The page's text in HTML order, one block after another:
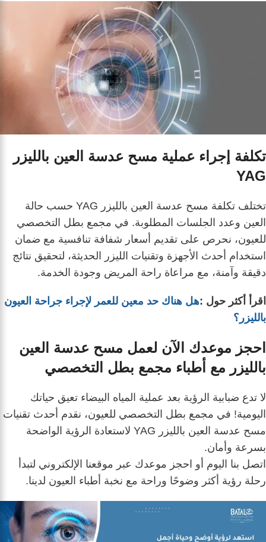
تكلفة إجراء عملية مسح عدسة العين بالليزر
YAG
تختلف تكلفة مسح عدسة العين بالليزر YAG حسب حالة
العين وعدد الجلسات المطلوبة. في مجمع بطل التخصصي
للعيون، نحرص على تقديم أسعار شفافة تنافسية مع ضمان
استخدام أحدث الأجهزة وتقنيات الليزر الحديثة، لتحقيق نتائج
دقيقة وآمنة، مع مراعاة راحة المريض وجودة الخدمة.
اقرأ أكثر حول :هل هناك حد معين للعمر لإجراء جراحة العيون
بالليزر؟
احجز موعدك الآن لعمل مسح عدسة العين
بالليزر مع أطباء مجمع بطل التخصصي
لا تدع ضبابية الرؤية بعد عملية المياه البيضاء تعيق حياتك
اليومية! في مجمع بطل التخصصي للعيون، نقدم أحدث تقنيات
مسح عدسة العين بالليزر YAG لاستعادة الرؤية الواضحة
بسرعة وأمان.
اتصل بنا اليوم أو احجز موعدك عبر موقعنا الإلكتروني لتبدأ
رحلة رؤية أكثر وضوحًا وراحة مع نخبة أطباء العيون لدينا.